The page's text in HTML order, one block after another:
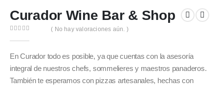
Curador Wine Bar & Shop
( No hay valoraciones aún. )
En Curador todo es posible, ya que cuentas con la asesoría
integral de nuestros chefs, sommelieres y maestros panaderos.
También te esperamos con pizzas artesanales, hechas con